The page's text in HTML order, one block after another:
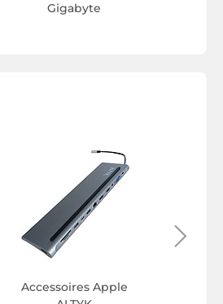
Gigabyte
Accessoires Apple